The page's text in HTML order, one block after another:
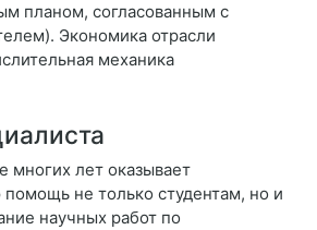
планом, согласованным с
Экономика отрасли
механика
многих лет оказывает
не только студентам, но и
научных работ по